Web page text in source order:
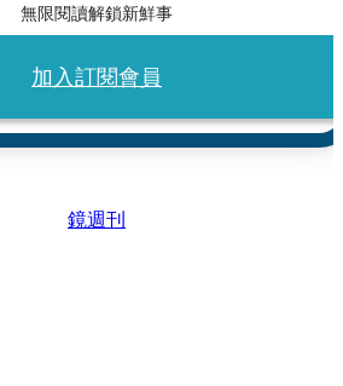
無限閱讀解鎖新鮮事
加入訂閱會員
鏡週刊